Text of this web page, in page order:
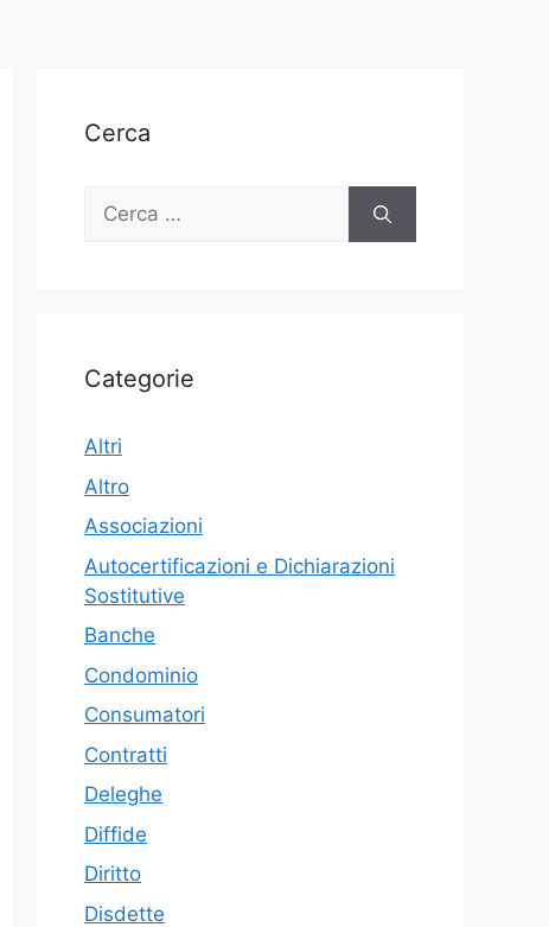
Cerca
Ricerca
Categorie
Altri
Altro
Associazioni
Autocertificazioni e Dichiarazioni
Sostitutive
Banche
Condominio
Consumatori
Contratti
Deleghe
Diffide
Diritto
Disdette